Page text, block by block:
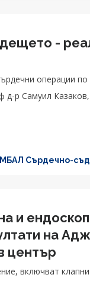
-
операции по
д-р Самуил
Сърдечно-
и
на
център
включват